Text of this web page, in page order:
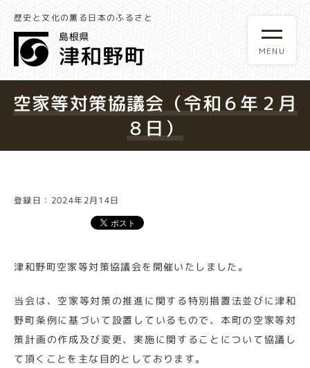
歴史と文化の薫る日本のふるさと
空家等対策協議会（令和６年２月
８日）
登録日：2024年2月14日
津和野町空家等対策協議会を開催いたしました。
当会は、空家等対策の推進に関する特別措置法並びに津和
野町条例に基づいて設置しているもので、本町の空家等対
策計画の作成及び変更、実施に関することについて協議し
て頂くことを主な目的としております。